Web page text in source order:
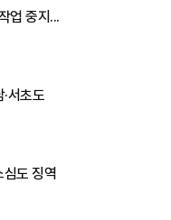
업 중지...
서초도
도 징역